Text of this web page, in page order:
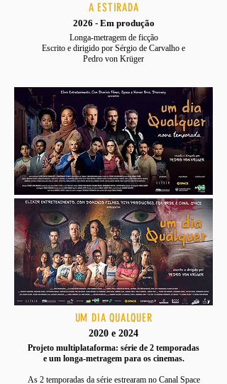
A ESTIRADA
2026 - Em produção
Longa-metragem de ficção
Escrito e dirigido por Sérgio de Carvalho e
Pedro von Krüger
UM DIA QUALQUER
2020 e 2024
Projeto multiplataforma: série de 2 temporadas
e um longa-metragem para os cinemas.
As 2 temporadas da série estrearam no Canal Space